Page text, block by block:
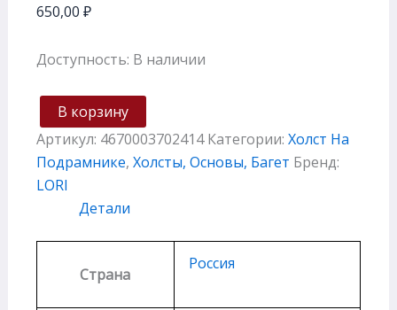
650,00 ₽
Доступность: В наличии
В корзину
Артикул: 4670003702414 Категории: Холст На
Подрамнике, Холсты, Основы, Багет Бренд:
LORI
Детали
Страна
Россия